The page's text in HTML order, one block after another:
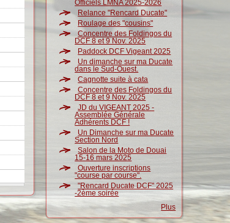
Officiels LMNA 2025-2026
Relance "Rencard Ducate"
Roulage des "cousins"
Concentre des Foldingos du
DCF 8 et 9 Nov. 2025
Paddock DCF Vigeant 2025
Un dimanche sur ma Ducate
dans le Sud-Ouest.
Cagnotte suite à cata
Concentre des Foldingos du
DCF 8 et 9 Nov. 2025
JD du VIGEANT 2025 -
Assemblée Générale
Adhérents DCF !
Un Dimanche sur ma Ducate
Section Nord
Salon de la Moto de Douai
15-16 mars 2025
Ouverture inscriptions
"course par course".
"Rencard Ducate DCF" 2025
-2ème soirée
Plus